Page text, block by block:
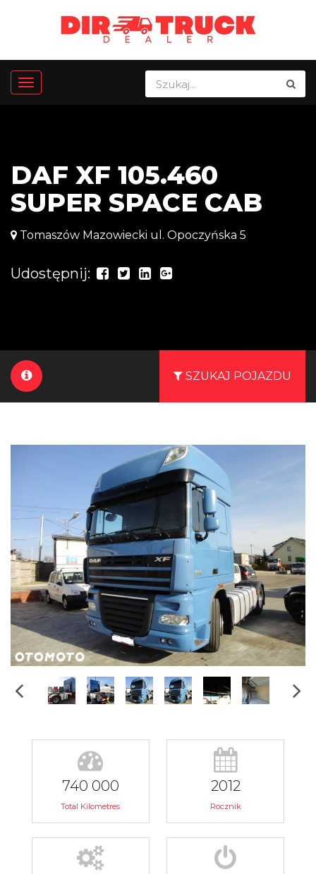
DAF XF 105.460
SUPER SPACE CAB
Tomaszów Mazowiecki ul. Opoczyńska 5
Udostępnij:
SZUKAJ POJAZDU
740 000
Total Kilometres
2012
Rocznik